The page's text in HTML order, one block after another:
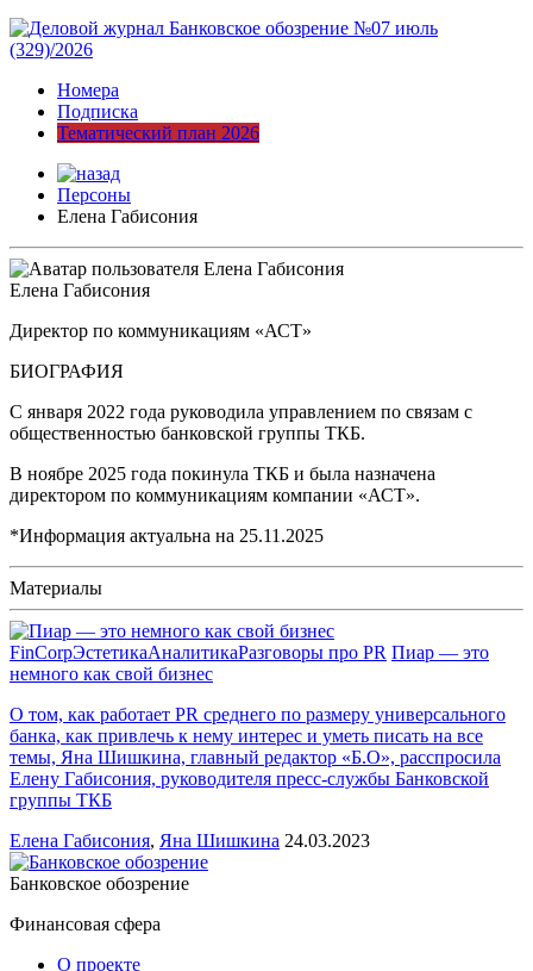
Номера
Подписка
Тематический план 2026
Персоны
Елена Габисония
Елена Габисония
Директор по коммуникациям «АСТ»
БИОГРАФИЯ
С января 2022 года руководила управлением по связам с
общественностью банковской группы ТКБ.
В ноябре 2025 года покинула ТКБ и была назначена
директором по коммуникациям компании «АСТ».
*Информация актуальна на 25.11.2025
Материалы
FinCorpЭстетикаАналитикаРазговоры про PR Пиар — это
немного как свой бизнес
О том, как работает PR среднего по размеру универсального
банка, как привлечь к нему интерес и уметь писать на все
темы, Яна Шишкина, главный редактор «Б.О», расспросила
Елену Габисония, руководителя пресс-службы Банковской
группы ТКБ
Елена Габисония, Яна Шишкина 24.03.2023
Банковское обозрение
Финансовая сфера
О проекте